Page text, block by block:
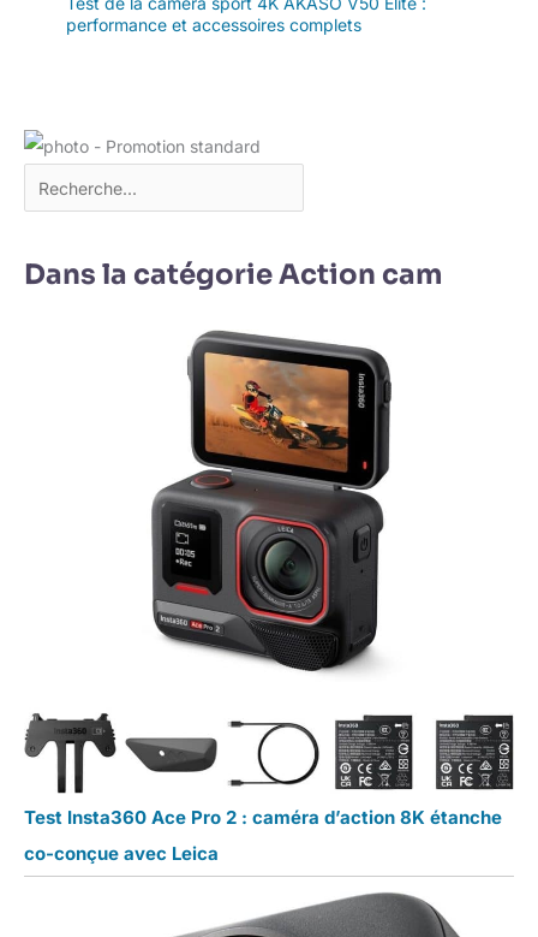
performance et accessoires complets
Dans la catégorie Action cam
Test Insta360 Ace Pro 2 : caméra d’action 8K étanche
co-conçue avec Leica